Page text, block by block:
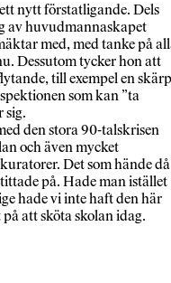
nytt förstatligande. Dels
av huvudmannaskapet
med, med tanke på
Dessutom tycker hon att
till exempel en
som kan ”ta
sig.
den stora 90-talskrisen
och även mycket
Det som hände då
på. Hade man istället
hade vi inte haft den här
att sköta skolan idag.